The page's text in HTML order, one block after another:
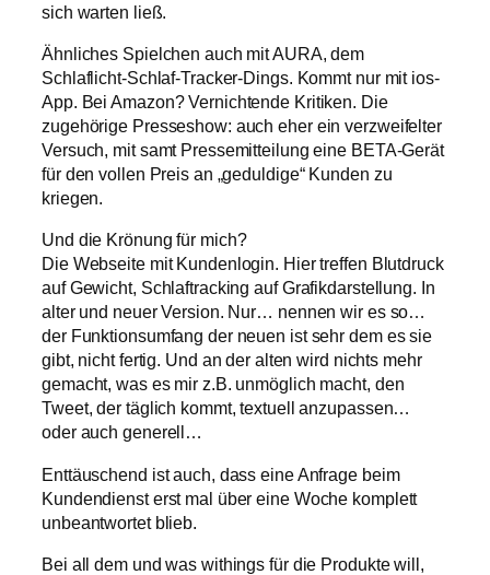
sich warten ließ.
Ähnliches Spielchen auch mit AURA, dem
Schlaflicht-Schlaf-Tracker-Dings. Kommt nur mit ios-
App. Bei Amazon? Vernichtende Kritiken. Die
zugehörige Presseshow: auch eher ein verzweifelter
Versuch, mit samt Pressemitteilung eine BETA-Gerät
für den vollen Preis an „geduldige“ Kunden zu
kriegen.
Und die Krönung für mich?
Die Webseite mit Kundenlogin. Hier treffen Blutdruck
auf Gewicht, Schlaftracking auf Grafikdarstellung. In
alter und neuer Version. Nur… nennen wir es so…
der Funktionsumfang der neuen ist sehr dem es sie
gibt, nicht fertig. Und an der alten wird nichts mehr
gemacht, was es mir z.B. unmöglich macht, den
Tweet, der täglich kommt, textuell anzupassen…
oder auch generell…
Enttäuschend ist auch, dass eine Anfrage beim
Kundendienst erst mal über eine Woche komplett
unbeantwortet blieb.
Bei all dem und was withings für die Produkte will,